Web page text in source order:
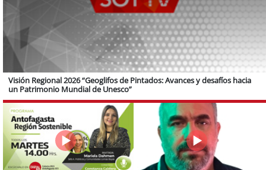
Visión Regional 2026 “Geoglifos de Pintados: Avances y desafíos hacia
un Patrimonio Mundial de Unesco”